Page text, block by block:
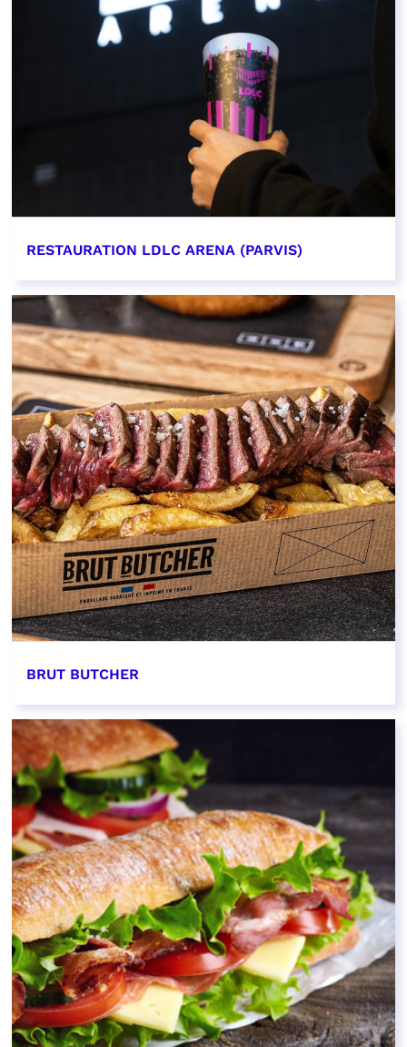
RESTAURATION LDLC ARENA (PARVIS)
EN SAVOIR PLUS
BRUT BUTCHER
EN SAVOIR PLUS